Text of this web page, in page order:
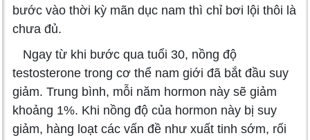
bước vào thời kỳ mãn dục nam thì chỉ bơi lội thôi là
chưa đủ.
Ngay từ khi bước qua tuổi 30, nồng độ
testosterone trong cơ thể nam giới đã bắt đầu suy
giảm. Trung bình, mỗi năm hormon này sẽ giảm
khoảng 1%. Khi nồng độ của hormon này bị suy
giảm, hàng loạt các vấn đề như xuất tinh sớm, rối